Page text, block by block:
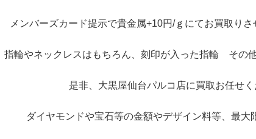
メンバーズカード提示で貴金属+10円/ｇにてお買取りさ
指輪やネックレスはもちろん、刻印が入った指輪 その
是非、大黒屋仙台パルコ店に買取お任せ
ダイヤモンドや宝石等の金額やデザイン料等、最大